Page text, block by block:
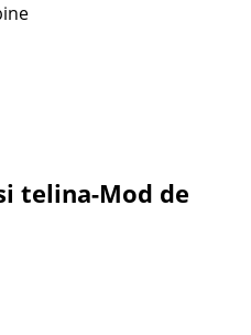
telina-Mod de